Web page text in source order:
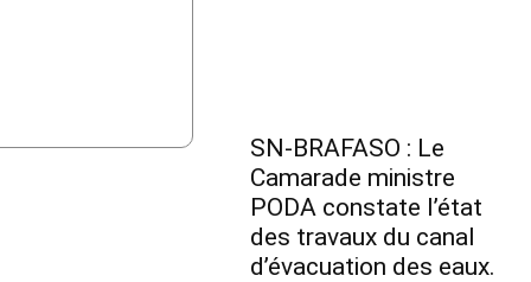
SN-BRAFASO : Le
Camarade ministre
PODA constate l’état
des travaux du canal
d’évacuation des eaux.